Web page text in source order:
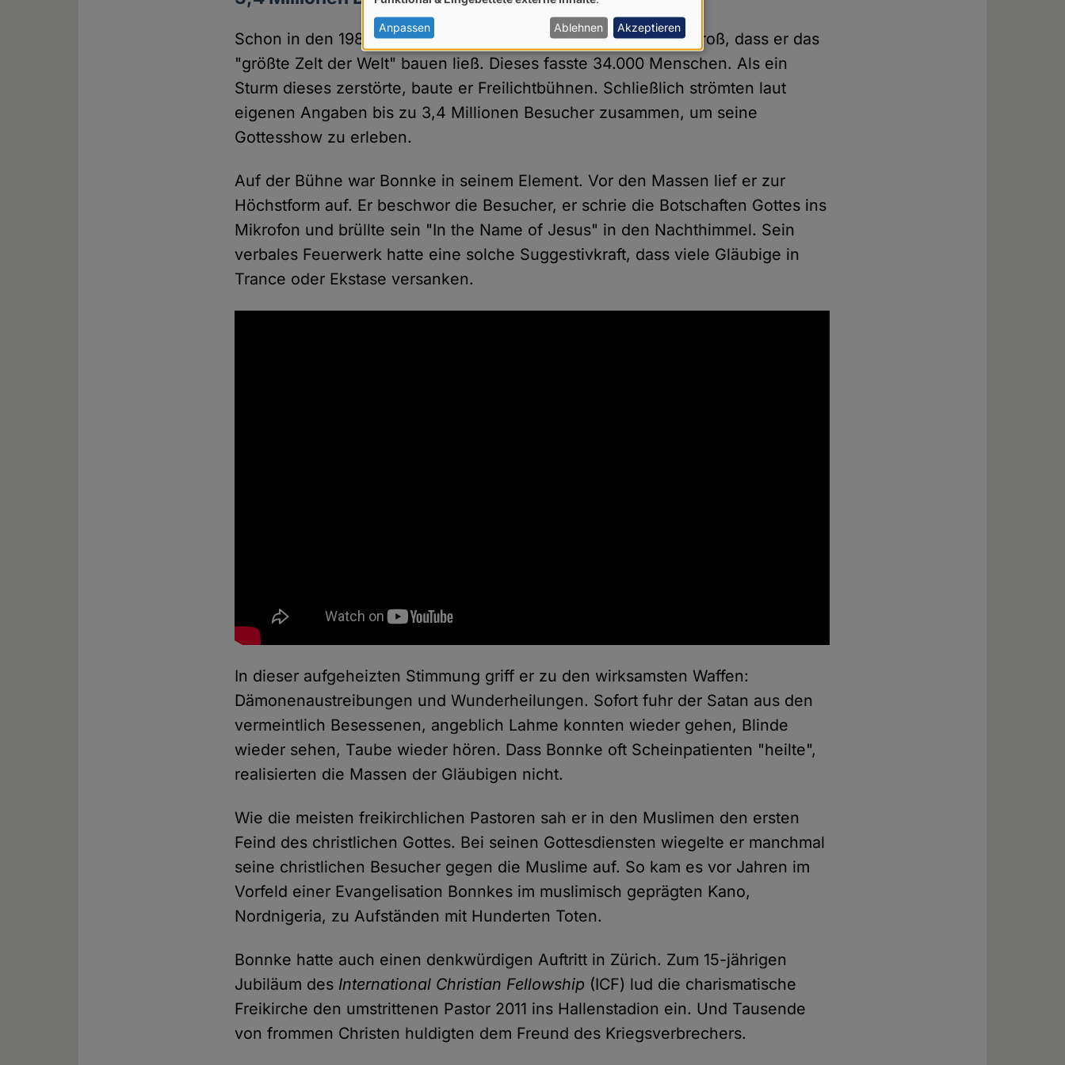
Schon in den 1980er Jahren war der Ansturm der Massen so groß, dass er das
"größte Zelt der Welt" bauen ließ. Dieses fasste 34.000 Menschen. Als ein
Sturm dieses zerstörte, baute er Freilichtbühnen. Schließlich strömten laut
eigenen Angaben bis zu 3,4 Millionen Besucher zusammen, um seine
Gottesshow zu erleben.
Auf der Bühne war Bonnke in seinem Element. Vor den Massen lief er zur
Höchstform auf. Er beschwor die Besucher, er schrie die Botschaften Gottes ins
Mikrofon und brüllte sein "In the Name of Jesus" in den Nachthimmel. Sein
verbales Feuerwerk hatte eine solche Suggestivkraft, dass viele Gläubige in
Trance oder Ekstase versanken.
In dieser aufgeheizten Stimmung griff er zu den wirksamsten Waffen:
Dämonenaustreibungen und Wunderheilungen. Sofort fuhr der Satan aus den
vermeintlich Besessenen, angeblich Lahme konnten wieder gehen, Blinde
wieder sehen, Taube wieder hören. Dass Bonnke oft Scheinpatienten "heilte",
realisierten die Massen der Gläubigen nicht.
Wie die meisten freikirchlichen Pastoren sah er in den Muslimen den ersten
Feind des christlichen Gottes. Bei seinen Gottesdiensten wiegelte er manchmal
seine christlichen Besucher gegen die Muslime auf. So kam es vor Jahren im
Vorfeld einer Evangelisation Bonnkes im muslimisch geprägten Kano,
Nordnigeria, zu Aufständen mit Hunderten Toten.
Bonnke hatte auch einen denkwürdigen Auftritt in Zürich. Zum 15-jährigen
Jubiläum des International Christian Fellowship (ICF) lud die charismatische
Freikirche den umstrittenen Pastor 2011 ins Hallenstadion ein. Und Tausende
von frommen Christen huldigten dem Freund des Kriegsverbrechers.
von
personenbezogenen
Daten
und
Cookies
Anpassen Ablehnen Akzeptieren